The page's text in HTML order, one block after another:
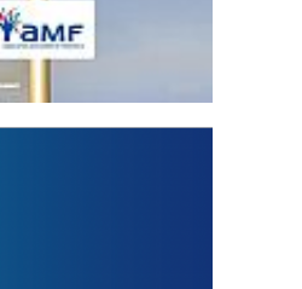
local